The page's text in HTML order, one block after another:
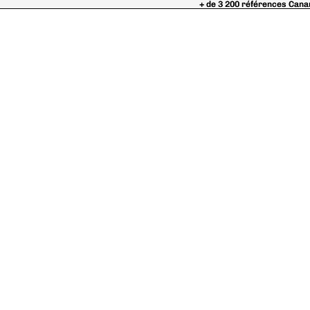
+ de 3 200 références
+ de 3 200 références